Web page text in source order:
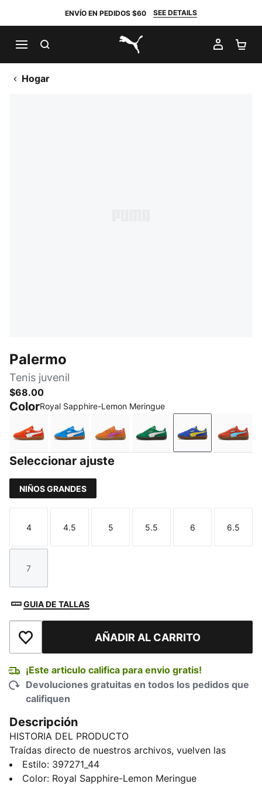
ENVÍO EN PEDIDOS $60 SEE DETAILS
PUMA.com
MI
Hogar
Palermo
Tenis juvenil
$68.00
ColorRoyal Sapphire-Lemon Meringue
Redmazing-PUMA White
Hyperlink Blue-PUMA White
Maple Syrup-Wild Berry
Archive Green-PUMA
Royal
Seleccionar ajuste
NIÑOS GRANDES
Talla
4
Talla
4.5
Talla
5
Talla
5.5
Talla
6
Talla
6.5
Talla
7
GUIA DE TALLAS
Añadir a la lista de deseosAÑADIR AL CARRITO
¡Este articulo califica para envio gratis!
Devoluciones gratuitas en todos los pedidos que
califiquen
Descripción
HISTORIA DEL PRODUCTO
Traídas directo de nuestros archivos, vuelven las
PUMA Palermo. Este modelo debutó a principios de
los años 80 y se convirtió rápidamente en un clásico
Estilo: 397271_44
Color: Royal Sapphire-Lemon Meringue